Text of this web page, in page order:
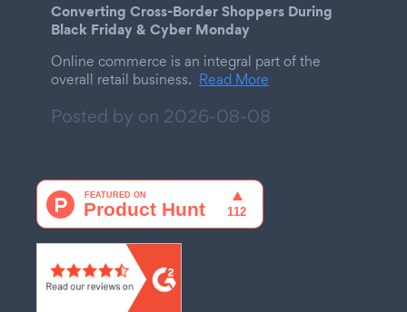
Converting Cross-Border Shoppers During
Black Friday & Cyber Monday
Online commerce is an integral part of the
overall retail business. Read More
Posted by on 2026-08-08